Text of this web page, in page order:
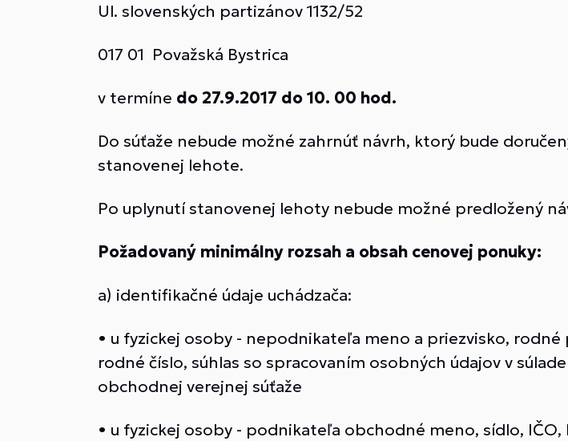
Ul. slovenských partizánov 1132/52
017 01 Považská Bystrica
v termíne do 27.9.2017 do 10. 00 hod.
Do súťaže nebude možné zahrnúť návrh, ktorý bude
stanovenej lehote.
Po uplynutí stanovenej lehoty nebude možné predložený
Požadovaný minimálny rozsah a obsah cenovej ponuky:
a) identifikačné údaje uchádzača:
• u fyzickej osoby - nepodnikateľa meno a priezvisko,
rodné číslo, súhlas so spracovaním osobných údajov v
obchodnej verejnej súťaže
• u fyzickej osoby - podnikateľa obchodné meno, sídlo,